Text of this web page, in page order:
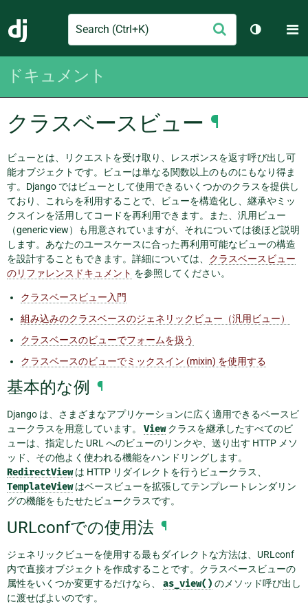
Django
Search
信
テーマを
ドキュメント
クラスベースビュー ¶
ビューとは、リクエストを受け取り、レスポンスを返す呼び出し可
能オブジェクトです。ビューは単なる関数以上のものにもなり得ま
す。Django ではビューとして使用できるいくつかのクラスを提供し
ており、これらを利用することで、ビューを構造化し、継承やミッ
クスインを活用してコードを再利用できます。また、汎用ビュー
（generic view）も用意されていますが、それについては後ほど説明
します。あなたのユースケースに合った再利用可能なビューの構造
を設計することもできます。詳細については、 クラスベースビュー
のリファレンスドキュメント を参照してください。
クラスベースビュー入門
組み込みのクラスベースのジェネリックビュー（汎用ビュー）
クラスベースのビューでフォームを扱う
クラスベースのビューでミックスイン (mixin) を使用する
基本的な例 ¶
Django は、さまざまなアプリケーションに広く適用できるベースビ
ュークラスを用意しています。 Viewクラスを継承したすべてのビ
ューは、指定した URL へのビューのリンクや、送り出す HTTP メソ
ッド、その他よく使われる機能をハンドリングします。
RedirectViewは HTTP リダイレクトを行うビュークラス、
TemplateViewはベースビューを拡張してテンプレートレンダリン
グの機能をもたせたビュークラスです。
URLconfでの使用法 ¶
ジェネリックビューを使用する最もダイレクトな方法は、URLconf
内で直接オブジェクトを作成することです。クラスベースビューの
属性をいくつか変更するだけなら、 as_view() のメソッド呼び出し
に渡せばよいのです。